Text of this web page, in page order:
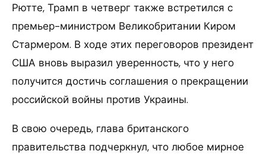
Рютте, Трамп в четверг также встретился с
премьер-министром Великобритании Киром
Стармером. В ходе этих переговоров президент
США вновь выразил уверенность, что у него
получится достичь соглашения о прекращении
российской войны против Украины.
В свою очередь, глава британского
правительства подчеркнул, что любое мирное